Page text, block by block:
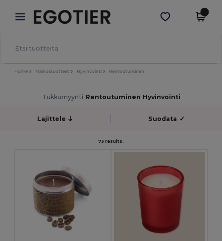
× Egotier-sovellus
Paremmat hinnat appissa!
Hae sovellus
Home Mainostuotteet Hyvinvointi Rentoutuminen
Tukkumyynti Rentoutuminen Hyvinvointi
Lajittele Suodata ✓
73 results.